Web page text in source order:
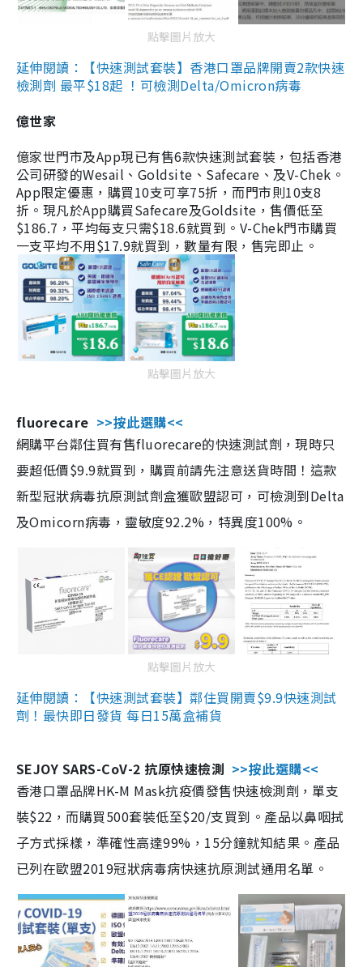
點擊圖片放大
延伸閱讀：【快速測試套裝】香港口罩品牌開賣2款快速
檢測劑 最平$18起 ！可檢測Delta/Omicron病毒
億世家
億家世門市及App現已有售6款快速測試套裝，包括香港
公司研發的Wesail、Goldsite、Safecare、及V-Chek。
App限定優惠，購買10支可享75折，而門市則10支8
折。現凡於App購買Safecare及Goldsite，售價低至
$186.7，平均每支只需$18.6就買到。V-Chek門市購買
一支平均不用$17.9就買到，數量有限，售完即止。
點擊圖片放大
fluorecare >>按此選購<<
網購平台鄰住買有售fluorecare的快速測試劑，現時只
要超低價$9.9就買到，購買前請先注意送貨時間！這款
新型冠狀病毒抗原測試劑盒獲歐盟認可，可檢測到Delta
及Omicorn病毒，靈敏度92.2%，特異度100%。
點擊圖片放大
延伸閱讀：【快速測試套裝】鄰住買開賣$9.9快速測試
劑！最快即日發貨 每日15萬盒補貨
SEJOY SARS-CoV-2 抗原快速檢測 >>按此選購<<
香港口罩品牌HK-M Mask抗疫價發售快速檢測劑，單支
裝$22，而購買500套裝低至$20/支買到。產品以鼻咽拭
子方式採樣，準確性高達99%，15分鐘就知結果。產品
已列在歐盟2019冠狀病毒病快速抗原測試通用名單。